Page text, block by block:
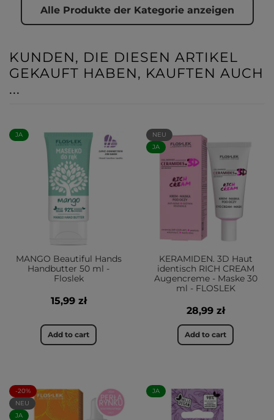
Alle Produkte der Kategorie anzeigen
KUNDEN, DIE DIESEN ARTIKEL
GEKAUFT HABEN, KAUFTEN AUCH
...
JA
MANGO Beautiful Hands
Handbutter 50 ml -
Floslek
15,99 zł
Add to cart
NEU
JA
KERAMIDEN. 3D Haut
identisch RICH CREAM
Augencreme - Maske 30
ml - FLOSLEK
28,99 zł
Add to cart
-20%
NEU
JA
JA